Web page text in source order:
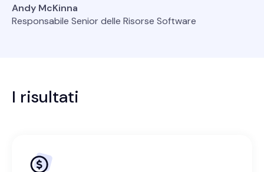
Andy McKinna
Responsabile Senior delle Risorse Software
I risultati